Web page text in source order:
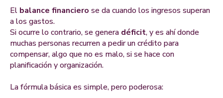
El balance financiero se da cuando los ingresos superan
a los gastos.
Si ocurre lo contrario, se genera déficit, y es ahí donde
muchas personas recurren a pedir un crédito para
compensar, algo que no es malo, si se hace con
planificación y organización.
La fórmula básica es simple, pero poderosa: